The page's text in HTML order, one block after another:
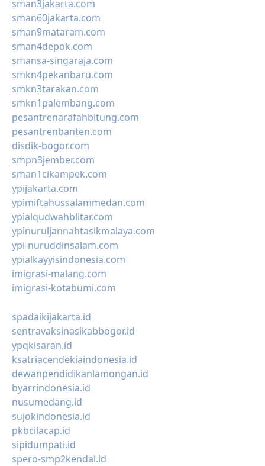
sman3jakarta.com
sman60jakarta.com
sman9mataram.com
sman4depok.com
smansa-singaraja.com
smkn4pekanbaru.com
smkn3tarakan.com
smkn1palembang.com
pesantrenarafahbitung.com
pesantrenbanten.com
disdik-bogor.com
smpn3jember.com
sman1cikampek.com
ypijakarta.com
ypimiftahussalammedan.com
ypialqudwahblitar.com
ypinuruljannahtasikmalaya.com
ypi-nuruddinsalam.com
ypialkayyisindonesia.com
imigrasi-malang.com
imigrasi-kotabumi.com
spadaikijakarta.id
sentravaksinasikabbogor.id
ypqkisaran.id
ksatriacendekiaindonesia.id
dewanpendidikanlamongan.id
byarrindonesia.id
nusumedang.id
sujokindonesia.id
pkbcilacap.id
sipidumpati.id
spero-smp2kendal.id